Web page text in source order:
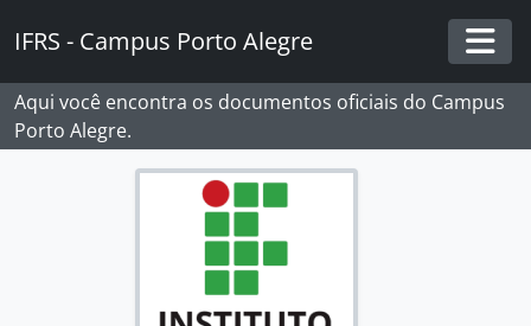
IFRS - Campus Porto Alegre
Aqui você encontra os documentos oficiais do Campus
Porto Alegre.